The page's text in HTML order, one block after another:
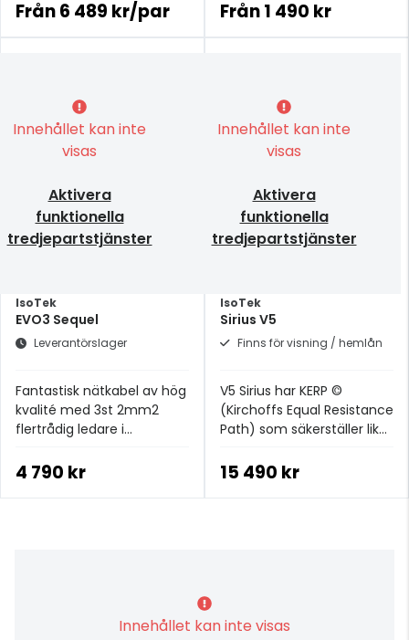
Från6 489 kr/par Från1 490 kr
Innehållet kan inte
visas
Aktivera
funktionella
tredjepartstjänster
IsoTek
EVO3 Sequel
Leverantörslager
Fantastisk nätkabel av hög
kvalité med 3st 2mm2
flertrådig ledare i
koppar.
4 790 kr
Innehållet kan inte
visas
Aktivera
funktionella
tredjepartstjänster
IsoTek
Sirius V5
Finns för visning / hemlån
V5 Sirius har KERP ©
(Kirchoffs Equal Resistance
Path) som säkerställer lika
strömförsörjning till alla
15 490 kr
Innehållet kan inte visas